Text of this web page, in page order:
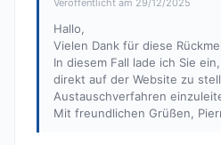
Veröffentlicht am 29/12/2025
Hallo,
Vielen Dank für diese
In diesem Fall lade ich Sie
direkt auf der Website zu
Austauschverfahren
Mit freundlichen Grüßen,